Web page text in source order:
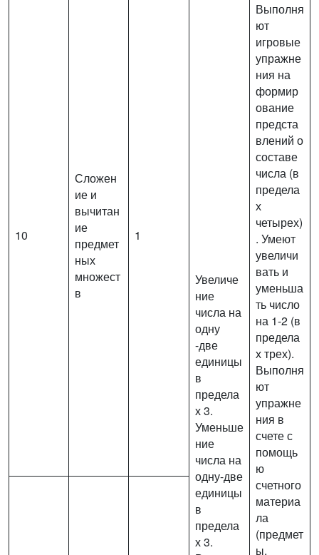
10
Сложен
ие и
вычитан
ие
предмет
ных
множест
в
1
Увеличе
ние
числа на
одну
-две
единицы
в
предела
х 3.
Уменьше
ние
числа на
одну-две
единицы
в
предела
х 3.
Выполня
ют
игровые
упражне
ния на
формир
ование
предста
влений о
составе
числа (в
предела
х
четырех)
. Умеют
увеличи
вать и
уменьша
ть число
на 1-2 (в
предела
х трех).
Выполня
ют
упражне
ния в
счете с
помощь
ю
счетного
материа
ла
(предмет
ы,